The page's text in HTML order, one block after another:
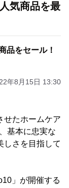
気商品を最
品をセール！
年8月15日 13:30
せたホームケア
基本に忠実な
しさを目指して
」が開催する